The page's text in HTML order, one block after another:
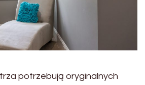
potrzebują oryginalnych